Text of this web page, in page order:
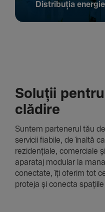
Distribuția
Soluții
clădire
Suntem parte­nerul tău
servicii fiabile, de înaltă
rezi­den­țiale, comer­ciale
aparataj modular la
conec­tate, îți oferim tot
proteja și conecta